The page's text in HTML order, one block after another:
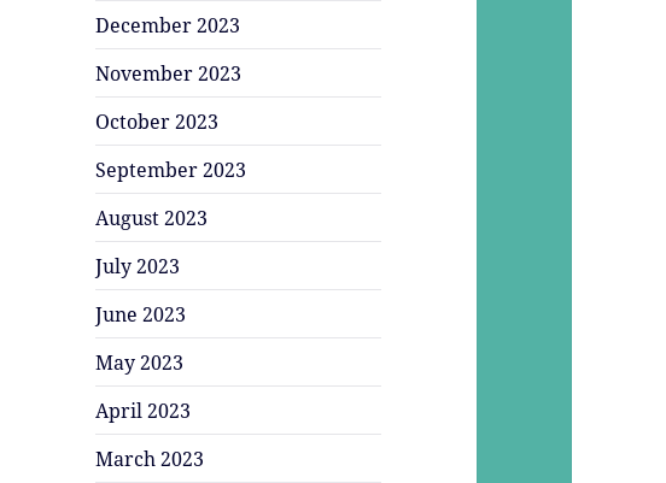
December 2023
November 2023
October 2023
September 2023
August 2023
July 2023
June 2023
May 2023
April 2023
March 2023